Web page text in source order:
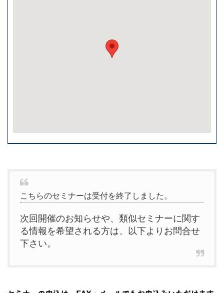
こちらのセミナーは受付を終了しました。
次回開催のお知らせや、類似セミナーに関す
る情報を希望される方は、以下よりお問合せ
下さい。